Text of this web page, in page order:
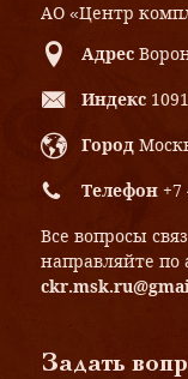
АО «Центр
Адрес
Индекс
Город
Телефон +7
Все вопросы
направляйте по
Задать